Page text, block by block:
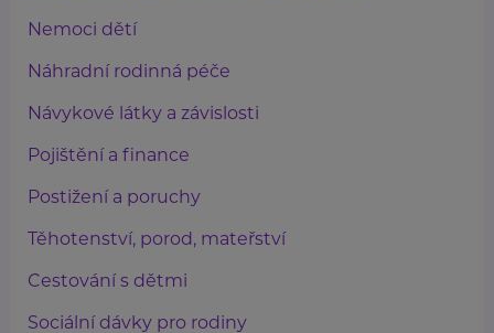
Nemoci dětí
Náhradní rodinná péče
Návykové látky a závislosti
Pojištění a finance
Postižení a poruchy
Těhotenství, porod, mateřství
Cestování s dětmi
Sociální dávky pro rodiny